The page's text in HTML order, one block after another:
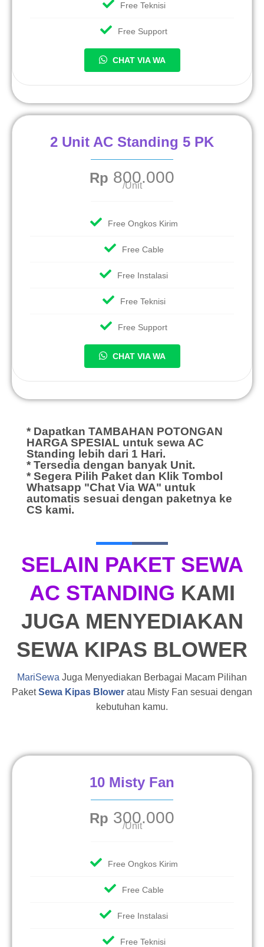
Free Teknisi
Free Support
CHAT VIA WA
2 Unit AC Standing 5 PK
Rp 800.000
/Unit
Free Ongkos Kirim
Free Cable
Free Instalasi
Free Teknisi
Free Support
CHAT VIA WA
* Dapatkan TAMBAHAN POTONGAN
HARGA SPESIAL untuk sewa AC
Standing lebih dari 1 Hari.
* Tersedia dengan banyak Unit.
* Segera Pilih Paket dan Klik Tombol
Whatsapp "Chat Via WA" untuk
automatis sesuai dengan paketnya ke
CS kami.
SELAIN PAKET SEWA
AC STANDING KAMI
JUGA MENYEDIAKAN
SEWA KIPAS BLOWER
MariSewa Juga Menyediakan Berbagai Macam Pilihan
PaketSewa Kipas Blower atau Misty Fan sesuai dengan
kebutuhan kamu.
10 Misty Fan
Rp 300.000
/Unit
Free Ongkos Kirim
Free Cable
Free Instalasi
Free Teknisi